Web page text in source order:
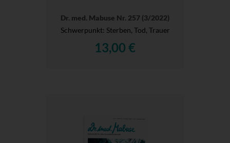
Dr. med. Mabuse Nr. 257 (3/2022)
Schwerpunkt: Sterben, Tod, Trauer
13,00 €